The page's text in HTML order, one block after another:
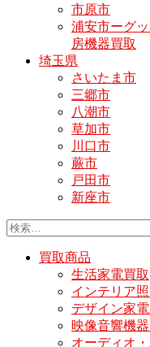
市原市
浦安市ーグ
房機器買取
埼玉県
さいたま市
三郷市
八潮市
草加市
川口市
蕨市
戸田市
新座市
買取商品
生活家電買取
インテリア
デザイン家
映像音響機
オーディオ